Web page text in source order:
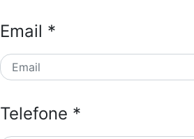
Email *
Telefone *